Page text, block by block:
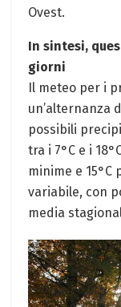
Ovest.
In sintesi,
giorni
Il meteo per i
un’alternanza
possibili
tra i 7°C e i
minime e
variabile, con
media